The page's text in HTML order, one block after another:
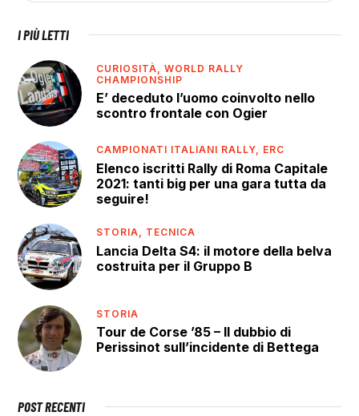
I PIÙ LETTI
CURIOSITÀ,WORLD RALLY
CHAMPIONSHIP
E’ deceduto l’uomo coinvolto nello
scontro frontale con Ogier
CAMPIONATI ITALIANI RALLY, ERC
Elenco iscritti Rally di Roma Capitale
2021: tanti big per una gara tutta da
seguire!
STORIA, TECNICA
Lancia Delta S4: il motore della belva
costruita per il Gruppo B
STORIA
Tour de Corse ’85 – Il dubbio di
Perissinot sull’incidente di Bettega
POST RECENTI